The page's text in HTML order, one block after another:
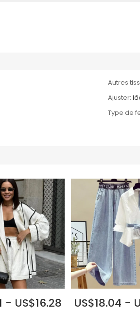
Autres
Ajuster:
Type de
- US$16.28 US$18.04 -